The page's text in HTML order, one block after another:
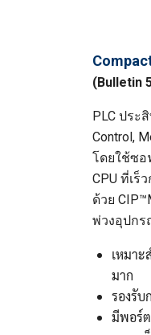
(Bulletin
PLC ประ
Control,
โดยใช้ซอ
CPU ที่เร็
ด้วย
พ่วงอุปกร
เหมา
มาก
รองรับ
มีพอร์ต